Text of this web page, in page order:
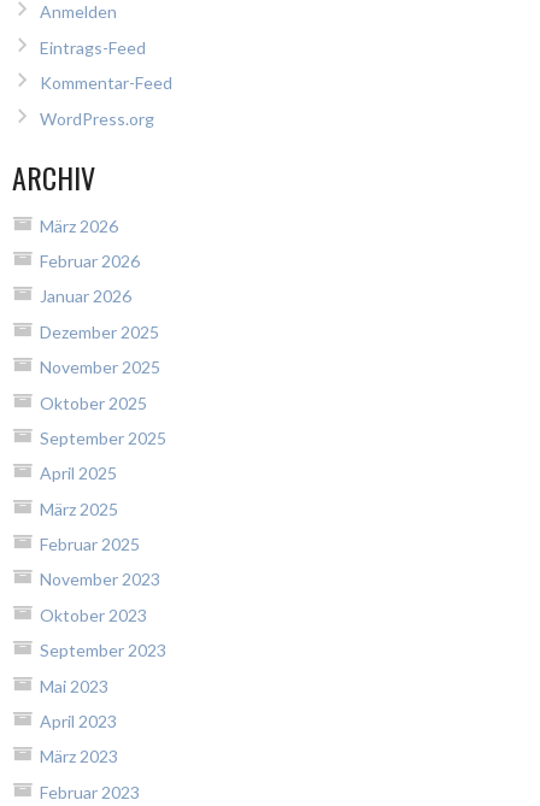
Anmelden
Eintrags-Feed
Kommentar-Feed
WordPress.org
ARCHIV
März 2026
Februar 2026
Januar 2026
Dezember 2025
November 2025
Oktober 2025
September 2025
April 2025
März 2025
Februar 2025
November 2023
Oktober 2023
September 2023
Mai 2023
April 2023
März 2023
Februar 2023